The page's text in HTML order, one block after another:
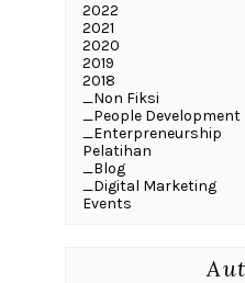
2022
2021
2020
2019
2018
_Non Fiksi
_People Development
_Enterpreneurship
Pelatihan
_Blog
_Digital Marketing
Events